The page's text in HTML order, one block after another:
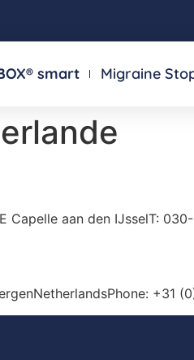
smart Migraine
Capelle aan den IJsselT:
+31